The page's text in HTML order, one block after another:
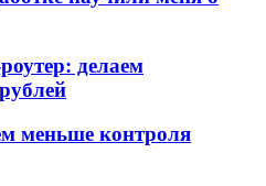
делаем
меньше контроля